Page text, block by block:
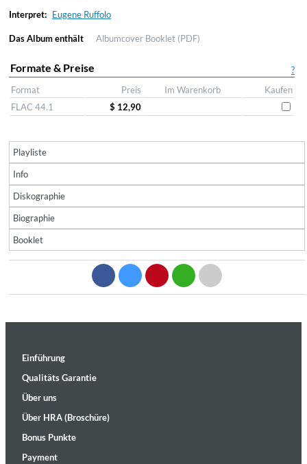
Interpret: Eugene Ruffolo
Das Album enthält Albumcover Booklet (PDF)
?
Formate & Preise
Format Preis Im Warenkorb
Kaufen
FLAC 44.1
$ 12,90
Playliste
Info
Diskographie
Biographie
Booklet
Einführung
Qualitäts Garantie
Über uns
Über HRA (Broschüre)
Bonus Punkte
Payment